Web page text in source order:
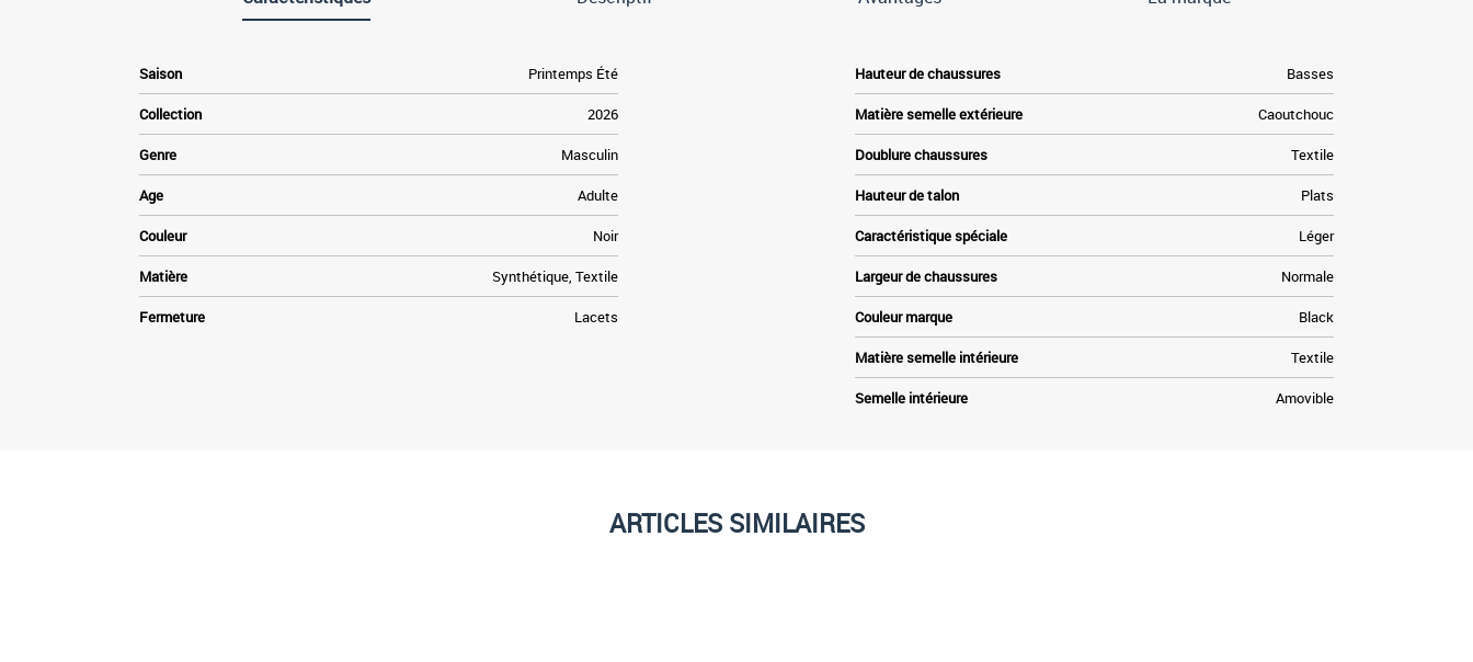
Saison Printemps Été
Collection 2026
Genre Masculin
Age Adulte
Couleur Noir
Matière Synthétique, Textile
Fermeture Lacets
Hauteur de chaussures Basses
Matière semelle extérieure Caoutchouc
Doublure chaussures Textile
Hauteur de talon Plats
Caractéristique spéciale Léger
Largeur de chaussures Normale
Couleur marque Black
Matière semelle intérieure Textile
Semelle intérieure Amovible
ARTICLES SIMILAIRES